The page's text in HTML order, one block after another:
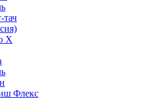
тач
X
Флекс